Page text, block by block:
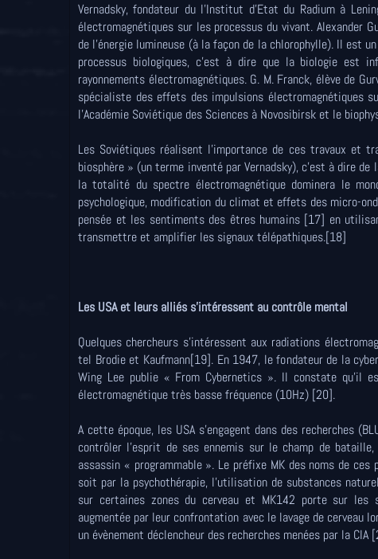
Vernadsky, fondateur du l'Institut d'Etat du Radium à
électromagnétiques sur les processus du vivant. Alexander
de l'énergie lumineuse (à la façon de la chlorophylle). Il est
processus biologiques, c'est à dire que la biologie est
rayonnements électromagnétiques. G. M. Franck, élève de
spécialiste des effets des impulsions électromagnétiques
l'Académie Soviétique des Sciences à Novosibirsk et le
Les Soviétiques réalisent l'importance de ces travaux
biosphère » (un terme inventé par Vernadsky), c'est à dire
la totalité du spectre électromagnétique dominera le
psychologique, modification du climat et effets des micro-
pensée et les sentiments des êtres humains [17] en
transmettre et amplifier les signaux télépathiques.[18]
Les USA et leurs alliés s'intéressent au contrôle mental
Quelques chercheurs s'intéressent aux radiations
tel Brodie et Kaufmann[19]. En 1947, le fondateur de la
Wing Lee publie « From Cybernetics ». Il constate qu'il
électromagnétique très basse fréquence (10Hz) [20].
A cette époque, les USA s'engagent dans des recherches
contrôler l'esprit de ses ennemis sur le champ de
assassin « programmable ». Le préfixe MK des noms de
soit par la psychothérapie, l'utilisation de substances
sur certaines zones du cerveau et MK142 porte sur les
augmentée par leur confrontation avec le lavage de cerveau
un évènement déclencheur des recherches menées par la CIA